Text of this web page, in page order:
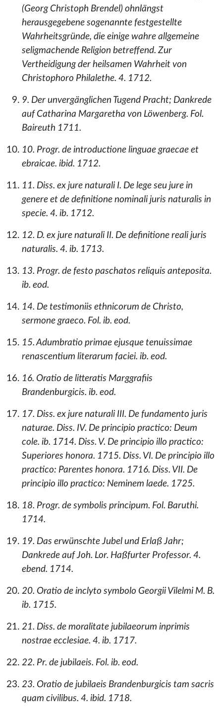
(Georg Christoph Brendel) ohnlängst
herausgegebene sogenannte festgestellte
Wahrheitsgründe, die einige wahre allgemeine
seligmachende Religion betreffend. Zur
Vertheidigung der heilsamen Wahrheit von
Christophoro Philalethe. 4. 1712.
9. Der unvergänglichen Tugend Pracht; Dankrede
auf Catharina Margaretha von Löwenberg. Fol.
Baireuth 1711.
10. Progr. de introductione linguae graecae et
ebraicae. ibid. 1712.
11. Diss. ex jure naturali I. De lege seu jure in
genere et de definitione nominali juris naturalis in
specie. 4. ib. 1712.
12. D. ex jure naturali II. De definitione reali juris
naturalis. 4. ib. 1713.
13. Progr. de festo paschatos reliquis anteposita.
ib. eod.
14. De testimoniis ethnicorum de Christo,
sermone graeco. Fol. ib. eod.
15. Adumbratio primae ejusque tenuissimae
renascentium literarum faciei. ib. eod.
16. Oratio de litteratis Marggrafiis
Brandenburgicis. ib. eod.
17. Diss. ex jure naturali III. De fundamento juris
naturae. Diss. IV. De principio practico: Deum
cole. ib. 1714. Diss. V. De principio illo practico:
Superiores honora. 1715. Diss. VI. De principio illo
practico: Parentes honora. 1716. Diss. VII. De
principio illo practico: Neminem laede. 1725.
18. Progr. de symbolis principum. Fol. Baruthi.
1714.
19. Das erwünschte Jubel und Erlaß Jahr;
Dankrede auf Joh. Lor. Haßfurter Professor. 4.
ebend. 1714.
20. Oratio de inclyto symbolo Georgii Vilelmi M. B.
ib. 1715.
21. Diss. de moralitate jubilaeorum inprimis
nostrae ecclesiae. 4. ib. 1717.
22. Pr. de jubilaeis. Fol. ib. eod.
23. Oratio de jubilaeis Brandenburgicis tam sacris
quam civilibus. 4. ibid. 1718.